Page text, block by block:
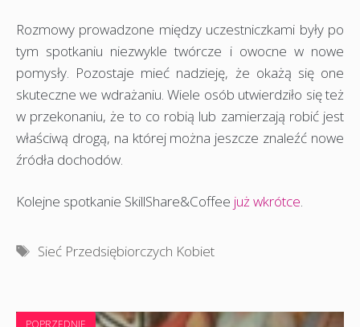
Rozmowy prowadzone między uczestniczkami były po
tym spotkaniu niezwykle twórcze i owocne w nowe
pomysły. Pozostaje mieć nadzieję, że okażą się one
skuteczne we wdrażaniu. Wiele osób utwierdziło się też
w przekonaniu, że to co robią lub zamierzają robić jest
właściwą drogą, na której można jeszcze znaleźć nowe
źródła dochodów.
Kolejne spotkanie SkillShare&Coffee już wkrótce.
Tagi
Sieć Przedsiębiorczych Kobiet
POPRZEDNIE